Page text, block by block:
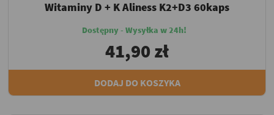
Witaminy D + K Aliness K2+D3 60kaps
Dostępny - Wysyłka w 24h!
41,90 zł
DODAJ DO KOSZYKA